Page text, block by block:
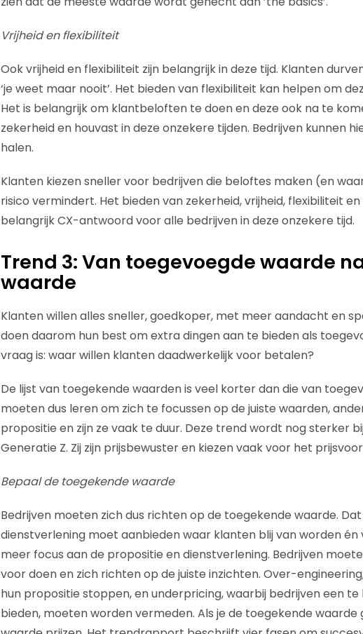
Vrijheid en flexibiliteit
Ook vrijheid en flexibiliteit zijn belangrijk in deze tijd. Klanten
‘je weet maar nooit’. Het bieden van flexibiliteit kan helpen om
Het is belangrijk om klantbeloften te doen en deze ook na te
zekerheid en houvast in deze onzekere tijden. Bedrijven kunnen
halen.
Klanten kiezen sneller voor bedrijven die beloftes maken (en
risico vermindert. Het bieden van zekerheid, vrijheid, flexibiliteit
belangrijk CX-antwoord voor alle bedrijven in deze onzekere tijd.
Trend 3: Van toegevoegde waarde
waarde
Klanten willen alles sneller, goedkoper, met meer aandacht en
doen daarom hun best om extra dingen aan te bieden als
vraag is: waar willen klanten daadwerkelijk voor betalen?
De lijst van toegekende waarden is veel korter dan die van
moeten dus leren om zich te focussen op de juiste waarden,
propositie en zijn ze vaak te duur. Deze trend wordt nog sterker
Generatie Z. Zij zijn prijsbewuster en kiezen vaak voor het
Bepaal de toegekende waarde
Bedrijven moeten zich dus richten op de toegekende waarde.
dienstverlening moet aanbieden waar klanten blij van worden
meer focus aan de propositie en dienstverlening. Bedrijven
voor doen en zich richten op de juiste inzichten. Over-
hun propositie stoppen, en underpricing, waarbij bedrijven een
bieden, moeten worden vermeden. Als je de toegekende waarde